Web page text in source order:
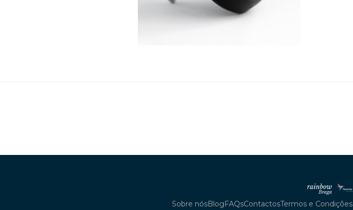
Sobre nósBlogFAQsContactosTermos e Condições